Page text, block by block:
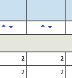
2 2
2 2